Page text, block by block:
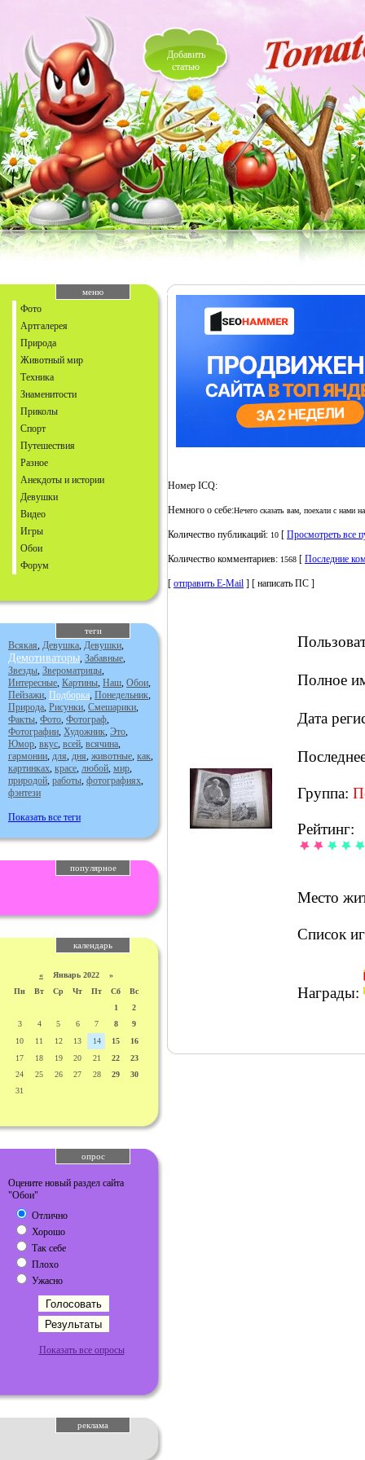
Добавить
статью
меню
Фото
Артгалерея
Природа
Животный мир
Техника
Знаменитости
Приколы
Спорт
Путешествия
Разное
Анекдоты и истории
Девушки
Видео
Игры
Обои
Форум
теги
Всякая, Девушка, Девушки,
Демотиваторы, Забавные,
Звезды, Звероматрицы,
Интересные, Картины, Наш, Обои,
Пейзажи, Подборка, Понедельник,
Природа, Рисунки, Смешарики,
Факты, Фото, Фотограф,
Фотографии, Художник, Это,
Юмор, вкус, всей, всячина,
гармонии, для, дня, животные, как,
картинках, красе, любой, мир,
природой, работы, фотографиях,
фэнтези
Показать все теги
популярное
календарь
« Январь 2022 »
Пн
Вт Ср Чт Пт Сб
Вс
1
2
3
4 5 6 7 8
9
10
11 12 13 14 15
16
17
18 19 20 21 22
23
24
25 26 27 28 29
30
31
опрос
Оцените новый раздел сайта
"Обои"
Отлично
Хорошо
Так себе
Плохо
Ужасно
Показать все опросы
реклама
Номер ICQ:
Немного о себе:Нечего сказать вам, поехали с нами
Количество публикаций: 10 [ Просмотреть все
Количество комментариев: 1568 [ Последние
[ отправить E-Mail ] [ написать ПС ]
Полное
Дата
Группа:
Рейтинг:
Место
Список
Награды: